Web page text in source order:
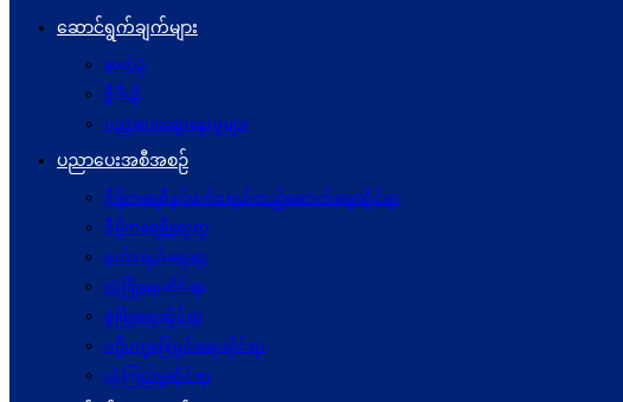
ဆောင်ရွက်ချက်များ
ဓာတ်ပုံ
ဗွီဒီယို
ပညာပေးဆွေးနွေးမှုများ
ပညာပေးအစီအစဉ်
ဒီမိုကရေစီနှင့်ဖက်ဒရယ်တည်ဆောက်ရေးဆိုင်ရာ
ဒီမိုကရေစီရေးရာ
ဖက်ဒရယ်ရေးရာ
လုံခြုံရေးဆိုင်ရာ
ဖွံဖြိုးရေးဆိုင်ရာ
ပဋိပက္ခ‌ဖြေရှင်းရေးဆိုင်ရာ
ယုံကြည်မှုဆိုင်ရာ